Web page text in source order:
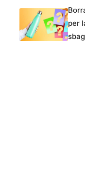
per